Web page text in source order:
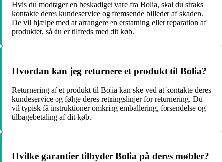
Hvis du modtager en beskadiget vare fra Bolia, skal du straks
kontakte deres kundeservice og fremsende billeder af skaden.
De vil hjælpe med at arrangere en erstatning eller reparation af
produktet, så du er tilfreds med dit køb.
Hvordan kan jeg returnere et produkt til Bolia?
Returnering af et produkt til Bolia kan ske ved at kontakte deres
kundeservice og følge deres retningslinjer for returnering. Du
vil typisk få instruktioner omkring emballering, forsendelse og
tilbagebetaling af dit køb.
Hvilke garantier tilbyder Bolia på deres møbler?